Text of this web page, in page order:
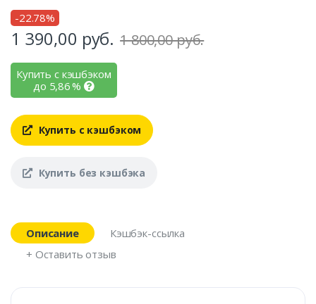
-22.78%
1 390,00 руб. 1 800,00 руб.
Купить с кэшбэком
до 5,86%
Купить с кэшбэком
Купить без кэшбэка
Описание
Кэшбэк-ссылка
+ Оставить отзыв